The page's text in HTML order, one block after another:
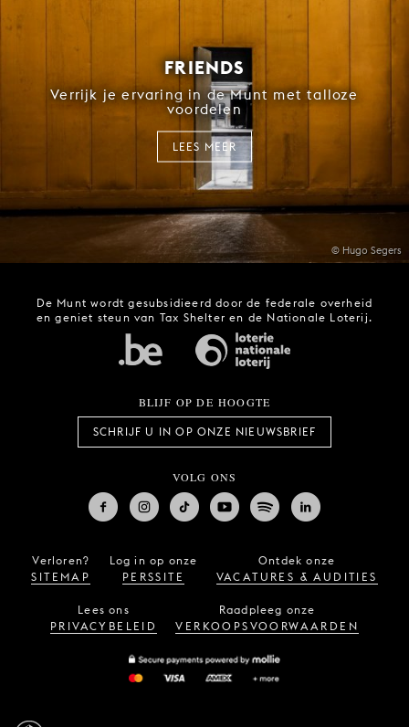
© Hugo Segers
FRIENDS
Verrijk je ervaring in de Munt met talloze
voordelen
LEES MEER
De Munt wordt gesubsidieerd door de federale overheid
en geniet steun van Tax Shelter en de Nationale Loterij.
BLIJF OP DE HOOGTE
SCHRIJF U IN OP ONZE NIEUWSBRIEF
VOLG ONS
Verloren?
SITEMAP
Log in op onze
PERSSITE
Ontdek onze
VACATURES & AUDITIES
Lees ons
PRIVACYBELEID
Raadpleeg onze
VERKOOPSVOORWAARDEN